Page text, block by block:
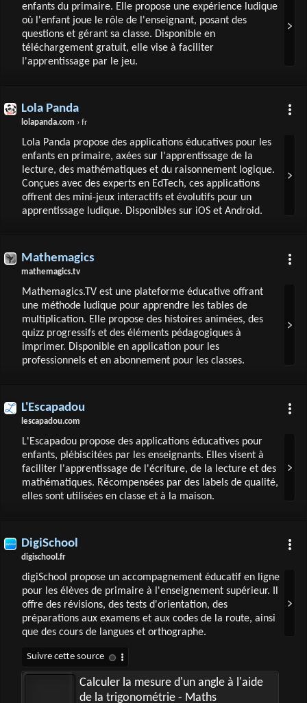
enfants du primaire. Elle propose une expérience ludique
où l'enfant joue le rôle de l'enseignant, posant des
questions et gérant sa classe. Disponible en
téléchargement gratuit, elle vise à faciliter
l'apprentissage par le jeu.
Lola Panda
lolapanda.com › fr
Lola Panda propose des applications éducatives pour les
enfants en primaire, axées sur l'apprentissage de la
lecture, des mathématiques et du raisonnement logique.
Conçues avec des experts en EdTech, ces applications
offrent des mini-jeux interactifs et évolutifs pour un
apprentissage ludique. Disponibles sur iOS et Android.
Mathemagics
mathemagics.tv
Mathemagics.TV est une plateforme éducative offrant
une méthode ludique pour apprendre les tables de
multiplication. Elle propose des histoires animées, des
quizz progressifs et des éléments pédagogiques à
imprimer. Disponible en application pour les
professionnels et en abonnement pour les classes.
L'Escapadou
lescapadou.com
L'Escapadou propose des applications éducatives pour
enfants, plébiscitées par les enseignants. Elles visent à
faciliter l'apprentissage de l'écriture, de la lecture et des
mathématiques. Récompensées par des labels de qualité,
elles sont utilisées en classe et à la maison.
DigiSchool
digischool.fr
digiSchool propose un accompagnement éducatif en ligne
pour les élèves de primaire à l'enseignement supérieur. Il
offre des révisions, des tests d'orientation, des
préparations aux examens et aux codes de la route, ainsi
que des cours de langues et orthographe.
Calculer la mesure d'un angle à l'aide
de la trigonométrie - Maths